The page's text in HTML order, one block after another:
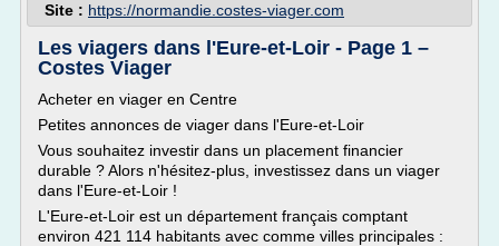
Site : https://normandie.costes-viager.com
Les viagers dans l'Eure-et-Loir - Page 1 –
Costes Viager
Acheter en viager en Centre
Petites annonces de viager dans l'Eure-et-Loir
Vous souhaitez investir dans un placement financier
durable ? Alors n'hésitez-plus, investissez dans un viager
dans l'Eure-et-Loir !
L'Eure-et-Loir est un département français comptant
environ 421 114 habitants avec comme villes principales :